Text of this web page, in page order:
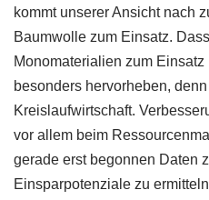
kommt unserer Ansicht nach
Baumwolle zum Einsatz.
Monomaterialien zum
besonders hervorheben,
Kreislaufwirtschaft.
vor allem beim
gerade erst begonnen Daten
Einsparpotenziale zu